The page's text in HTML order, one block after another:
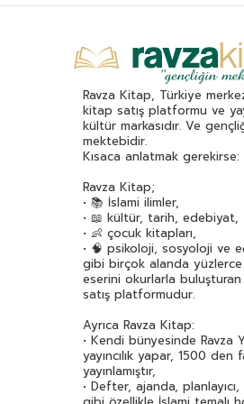
Ahmet Ümit(70)
Alev Alatlı(45)
Alexandr Sergeyeviç
Alexandre Dumas (113)
Alfred Adler(62)
Ali Erkan Kavaklı
(32)
Ali Kuzu(42)
Alphonse Daudet(40)
Andre Gide(43)
Anita Ganeri(32)
Anonim(300)
Anton Çehov(163)
Arif Pamuk(45)
Aristoteles (Aristo)(89)
Ravza Kitap, Türkiye
kitap satış platformu ve
kültür markasıdır. Ve
mektebidir.
Kısaca anlatmak gerekirse:
Ravza Kitap;
• 📚 İslami ilimler,
• 📖 kültür, tarih, edebiyat,
• 👶 çocuk kitapları,
• 🧠 psikoloji, sosyoloji ve
gibi birçok alanda yüzlerce
eserini okurlarla
satış platformudur.
Ayrıca Ravza Kitap:
• Kendi bünyesinde Ravza
yayıncılık yapar, 1500 den
yayınlamıştır,
• Defter, ajanda,